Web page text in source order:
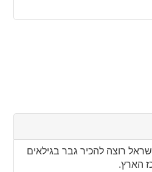
רוצה להכיר גבר בגילאים